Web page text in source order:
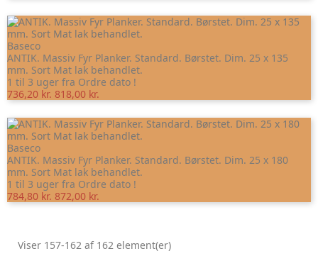
Baseco
ANTIK. Massiv Fyr Planker. Standard. Børstet. Dim. 25 x 135
mm. Sort Mat lak behandlet.
1 til 3 uger fra Ordre dato !
736,20 kr. 818,00 kr.
Baseco
ANTIK. Massiv Fyr Planker. Standard. Børstet. Dim. 25 x 180
mm. Sort Mat lak behandlet.
1 til 3 uger fra Ordre dato !
784,80 kr. 872,00 kr.
Viser 157-162 af 162 element(er)